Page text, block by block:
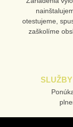
VAŠA OTÁZKA K
otestujeme,
zaškolíme